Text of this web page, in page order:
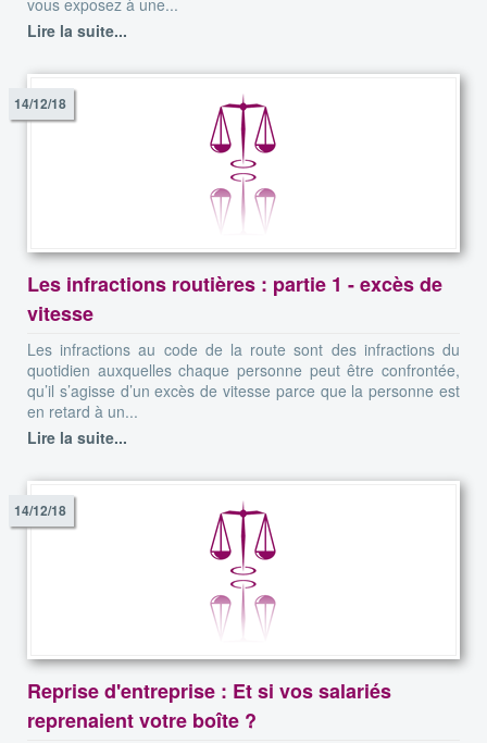
Lire la suite...
14/12/18
Les infractions routières : partie 1 - excès de
vitesse
Les infractions au code de la route sont des infractions du
quotidien auxquelles chaque personne peut être confrontée,
qu’il s’agisse d’un excès de vitesse parce que la personne est
en retard à un...
Lire la suite...
14/12/18
Reprise d'entreprise : Et si vos salariés
reprenaient votre boîte ?